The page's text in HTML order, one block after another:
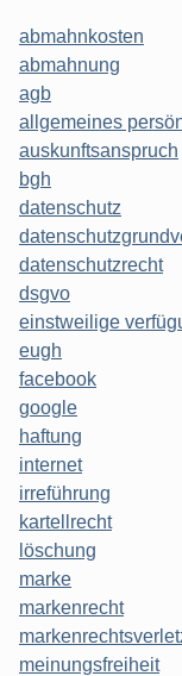
abmahnkosten
abmahnung
agb
allgemeines
auskunftsanspruch
bgh
datenschutz
datenschutzrecht
dsgvo
einstweilige
eugh
facebook
google
haftung
internet
irreführung
kartellrecht
löschung
marke
markenrecht
meinungsfreiheit